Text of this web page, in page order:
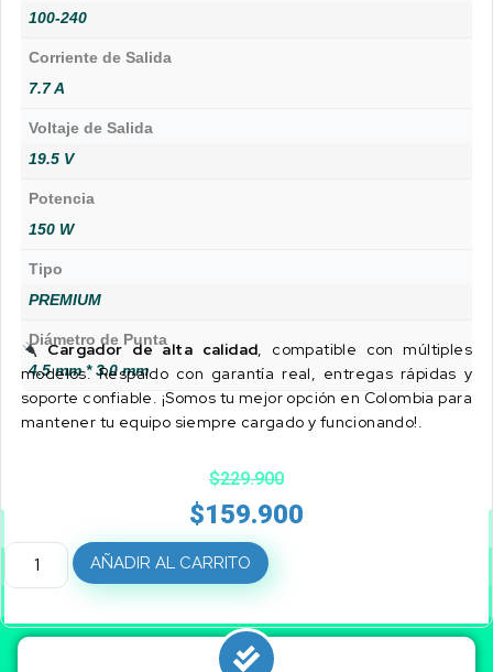
100-240
Corriente de Salida
7.7 A
Voltaje de Salida
19.5 V
Potencia
150 W
Tipo
PREMIUM
Diámetro de Punta
4.5 mm * 3.0 mm
Cargador de alta calidad, compatible con múltiples
modelos. Respaldo con garantía real, entregas rápidas y
soporte confiable. ¡Somos tu mejor opción en Colombia para
mantener tu equipo siempre cargado y funcionando!.
$229.900
$159.900
AÑADIR AL CARRITO